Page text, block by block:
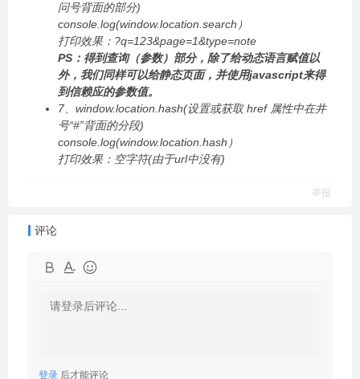
问号背面的部分)
console.log(window.location.search）
打印效果：?q=123&page=1&type=note
PS：得到查询（参数）部分，除了给动态语言赋值以
外，我们同样可以给静态页面，并使用javascript来得
到信赖应的参数值。
7、window.location.hash(设置或获取 href 属性中在井
号“#”背面的分段)
console.log(window.location.hash）
打印效果：空字符(由于url中没有)
举报
评论
登录 后才能评论